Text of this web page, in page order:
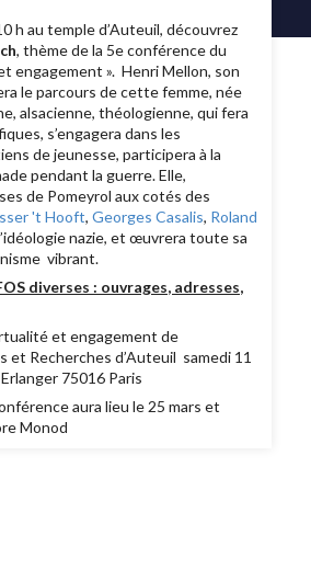
h au temple d’Auteuil, découvrez
, thème de la 5e conférence du
engagement ». Henri Mellon, son
le parcours de cette femme, née
alsacienne, théologienne, qui fera
s’engagera dans les
de jeunesse, participera à la
pendant la guerre. Elle,
de Pomeyrol aux cotés des
't Hooft,Georges Casalis, Roland
nazie, et œuvrera toute sa
vibrant.
diverses : ouvrages, adresses,
et engagement de
et Recherches d’Auteuil samedi 11
75016 Paris
aura lieu le 25 mars et
Monod